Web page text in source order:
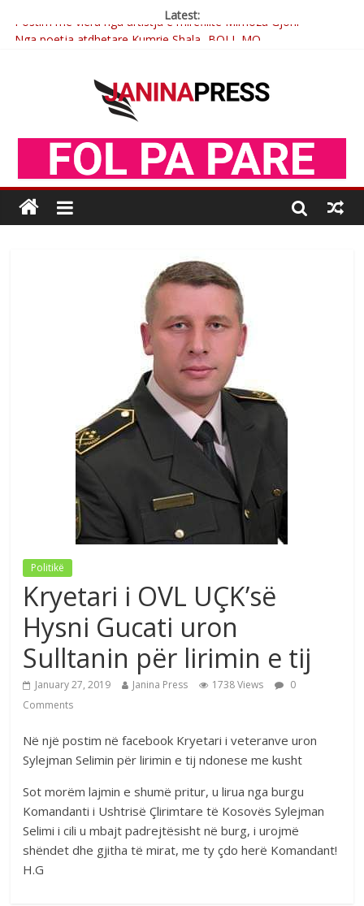
Latest:
Postim me vlera nga artistja e mirëfilltë Mimoza Gjoni
Nga poetja atdhetare Kumrie Shala -BOLL MO
Çlirimtari Mentor Mushkolaj nderohet me mirenjohje nga
Xhevdet Qeriqi Dega e invalidëve në Fushë Kosovë
Politikë
Kryetari i OVL UÇK’së
Hysni Gucati uron
Sulltanin për lirimin e tij
January 27, 2019 Janina Press 1738 Views
0
Comments
Në një postim në facebook Kryetari i veteranve uron
Sylejman Selimin për lirimin e tij ndonese me kusht
Sot morëm lajmin e shumë pritur, u lirua nga burgu
Komandanti i Ushtrisë Çlirimtare të Kosovës Sylejman
Selimi i cili u mbajt padrejtësisht në burg, i urojmë
shëndet dhe gjitha të mirat, me ty çdo herë Komandant!
H.G